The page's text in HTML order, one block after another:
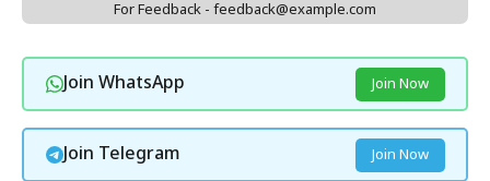
For Feedback - feedback@example.com
Join WhatsApp Join Now
Join Telegram Join Now